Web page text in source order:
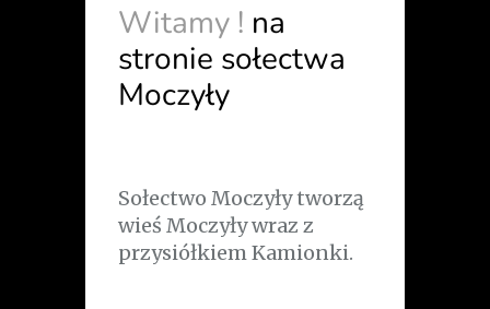
Witamy ! na
stronie sołectwa
Moczyły
Sołectwo Moczyły tworzą
wieś Moczyły wraz z
przysiółkiem Kamionki.